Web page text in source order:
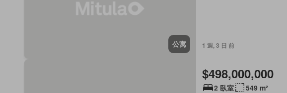
公寓 1 週, 3 日 前
$498,000,000
2 臥室 549 m²